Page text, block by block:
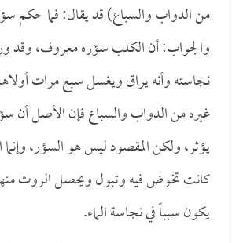
من الدواب والسباع) قد يقال: فما حكم
والجواب: أن الكلب سؤره معروف، وقد
نجاسته وأنه يراق ويغسل سبع مرات
غيره من الدواب والسباع فإن الأصل أن
يؤثر، ولكن المقصود ليس هو السؤر،
كانت تخوض فيه وتبول ويحصل الروث
يكون سبباً في نجاسة الماء.